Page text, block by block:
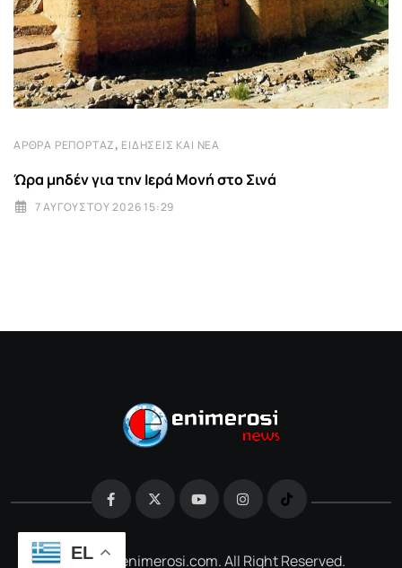
ΆΡΘΡΑ ΡΕΠΟΡΤΆΖ, ΕΙΔΉΣΕΙΣ ΚΑΙ ΝΈΑ
Ώρα μηδέν για την Ιερά Μονή στο Σινά
7 ΑΥΓΟΎΣΤΟΥ 2026 15:29
@2026 e-enimerosi.com. All Right Reserved.
EL